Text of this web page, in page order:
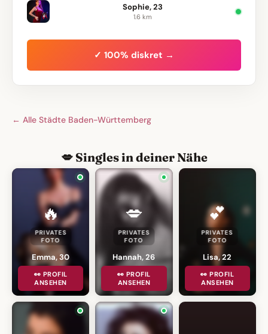
Sophie, 23
1.6 km
✓ 100% diskret →
← Alle Städte Baden-Württemberg
💋 Singles in deiner Nähe
🔥
PRIVATES
FOTO
Emma, 30
👀 PROFIL
ANSEHEN
💋
PRIVATES
FOTO
Hannah, 26
👀 PROFIL
ANSEHEN
💕
PRIVATES
FOTO
Lisa, 22
👀 PROFIL
ANSEHEN